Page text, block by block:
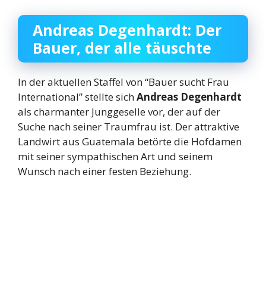
Andreas Degenhardt: Der
Bauer, der alle täuschte
In der aktuellen Staffel von “Bauer sucht Frau
International” stellte sichAndreas Degenhardt
als charmanter Junggeselle vor, der auf der
Suche nach seiner Traumfrau ist. Der attraktive
Landwirt aus Guatemala betörte die Hofdamen
mit seiner sympathischen Art und seinem
Wunsch nach einer festen Beziehung.